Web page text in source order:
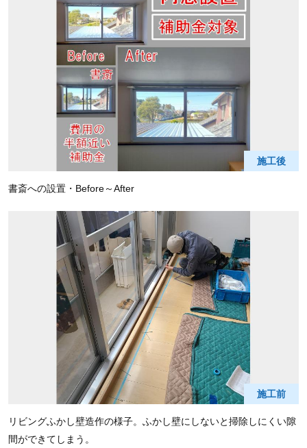
施工後
書斎への設置・Before～After
施工前
リビングふかし壁造作の様子。ふかし壁にしないと掃除しにくい隙
間ができてしまう。